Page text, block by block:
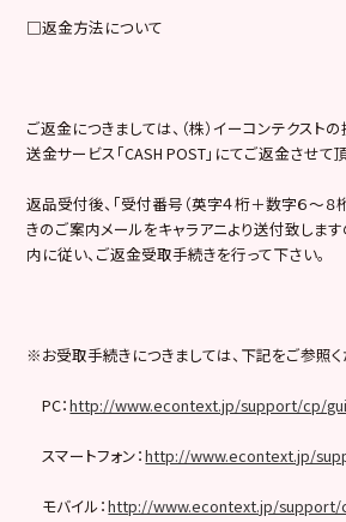
□返金方法について
ご返金につきましては、（株）イーコンテクスト
送金サービス「CASH POST」にてご返金させて頂
返品受付後、「受付番号（英字４桁＋数字６～８
きのご案内メールをキャラアニより送付致しま
内に従い、ご返金受取手続きを行って下さい。
※お受取手続きにつきましては、下記をご参照く
PC：http://www.econtext.jp/support/cp/
スマートフォン：http://www.econtext.jp/
モバイル：http://www.econtext.jp/support/